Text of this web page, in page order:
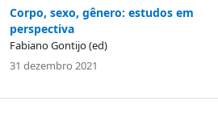
Corpo, sexo, gênero: estudos em
perspectiva
Fabiano Gontijo (ed)
31 dezembro 2021